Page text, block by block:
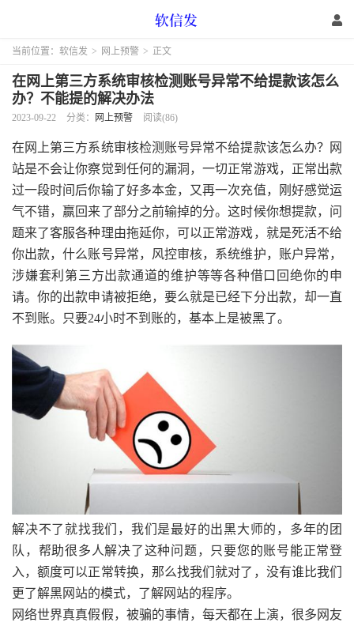
当前位置： 软信发 > 网上预警 > 正文
在网上第三方系统审核检测账号异常不给提款该怎么
办？不能提的解决办法
2023-09-22 分类： 网上预警 阅读(86)
在网上第三方系统审核检测账号异常不给提款该怎么办？网
站是不会让你察觉到任何的漏洞，一切正常游戏，正常出款
过一段时间后你输了好多本金，又再一次充值，刚好感觉运
气不错，赢回来了部分之前输掉的分。这时候你想提款，问
题来了客服各种理由拖延你，可以正常游戏，就是死活不给
你出款，什么账号异常，风控审核，系统维护，账户异常，
涉嫌套利第三方出款通道的维护等等各种借口回绝你的申
请。你的出款申请被拒绝，要么就是已经下分出款，却一直
不到账。只要24小时不到账的，基本上是被黑了。
解决不了就找我们，我们是最好的出黑大师的，多年的团
队，帮助很多人解决了这种问题，只要您的账号能正常登
入，额度可以正常转换，那么找我们就对了，没有谁比我们
更了解黑网站的模式，了解网站的程序。
网络世界真真假假，被骗的事情，每天都在上演，很多网友